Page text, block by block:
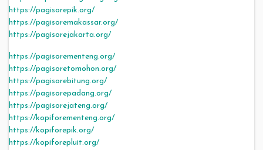
https://pagisorepik.org/
https://pagisoremakassar.org/
https://pagisorejakarta.org/
https://pagisorementeng.org/
https://pagisoretomohon.org/
https://pagisorebitung.org/
https://pagisorepadang.org/
https://pagisorejateng.org/
https://kopiforementeng.org/
https://kopiforepik.org/
https://kopiforepluit.org/